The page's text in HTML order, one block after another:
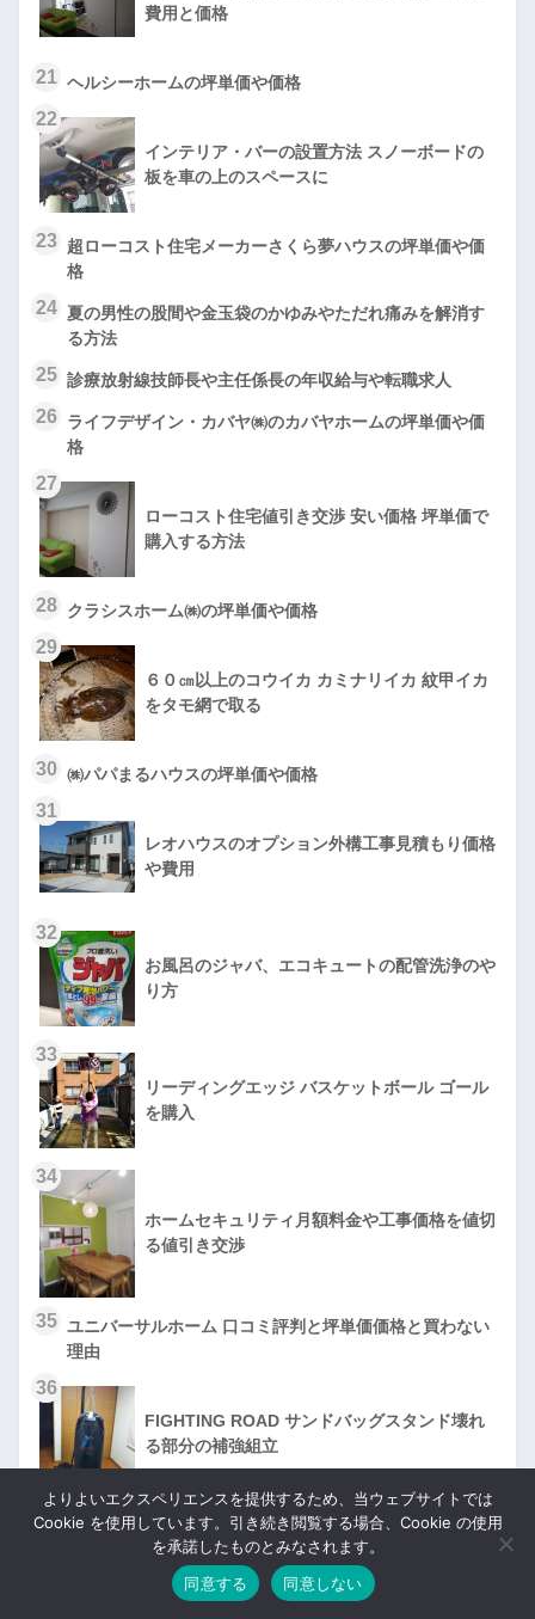
費用と価格
21 ヘルシーホームの坪単価や価格
22
インテリア・バーの設置方法 スノーボードの
板を車の上のスペースに
23 超ローコスト住宅メーカーさくら夢ハウスの坪単価や価
格
24 夏の男性の股間や金玉袋のかゆみやただれ痛みを解消す
る方法
25 診療放射線技師長や主任係長の年収給与や転職求人
26 ライフデザイン・カバヤ㈱のカバヤホームの坪単価や価
格
27
ローコスト住宅値引き交渉 安い価格 坪単価で
購入する方法
28 クラシスホーム㈱の坪単価や価格
29
６０㎝以上のコウイカ カミナリイカ 紋甲イカ
をタモ網で取る
30 ㈱パパまるハウスの坪単価や価格
31
レオハウスのオプション外構工事見積もり価格
や費用
32
お風呂のジャバ、エコキュートの配管洗浄のや
り方
33
リーディングエッジ バスケットボール ゴール
を購入
34
ホームセキュリティ月額料金や工事価格を値切
る値引き交渉
35 ユニバーサルホーム 口コミ評判と坪単価価格と買わない
理由
36
FIGHTING ROAD サンドバッグスタンド壊れ
る部分の補強組立
37
レオハウス住宅 値引き値下げ交渉と私のミス
や失敗
よりよいエクスペリエンスを提供するため、当ウェブサイトでは
Cookie を使用しています。引き続き閲覧する場合、Cookie の使用
を承諾したものとみなされます。
同意する
同意しない